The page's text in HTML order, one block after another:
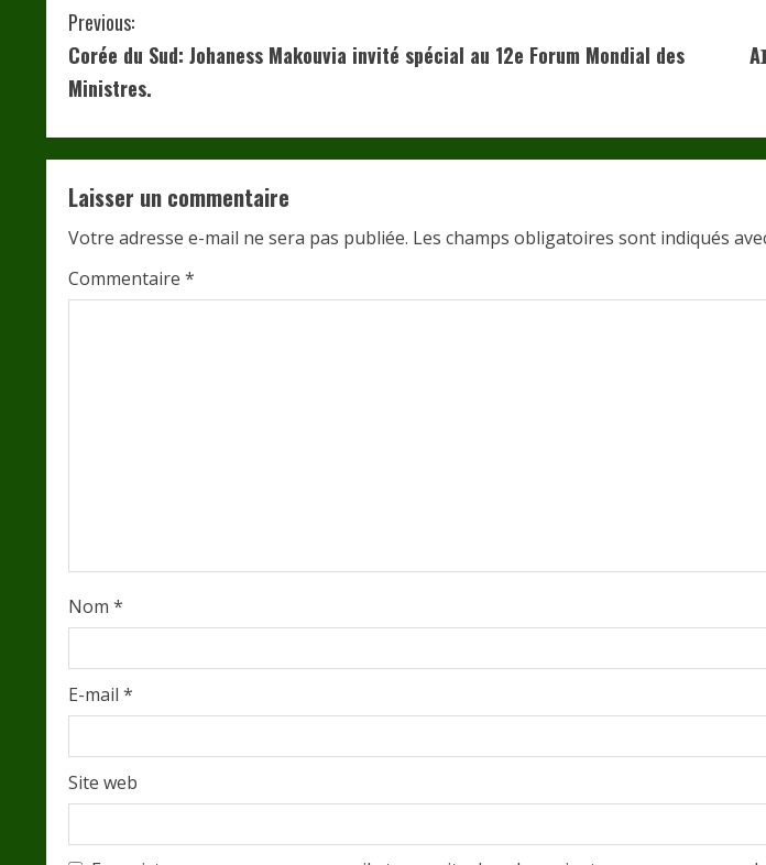
C
o
t
i
n
u
i
n
g
Previous:
Corée du Sud: Johaness Makouvia invité spécial au 12e Forum Mondial des
Ministres.
Laisser un commentaire
Votre adresse e-mail ne sera pas publiée. Les champs obligatoires sont indiqués
Commentaire *
Nom *
E-mail *
Site web